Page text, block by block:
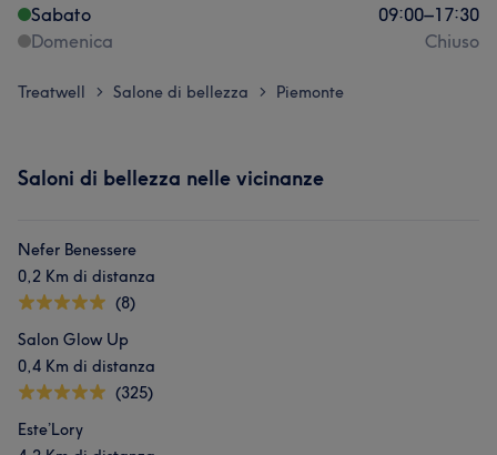
Sabato
09:00–17:30
Domenica
Chiuso
Treatwell > Salone di bellezza > Piemonte
Saloni di bellezza nelle vicinanze
Nefer Benessere
0,2 Km di distanza
(8)
Salon Glow Up
0,4 Km di distanza
(325)
Este’Lory